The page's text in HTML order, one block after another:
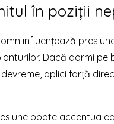
în poziții
influențează
Dacă dormi pe
aplici forță
poate accentua